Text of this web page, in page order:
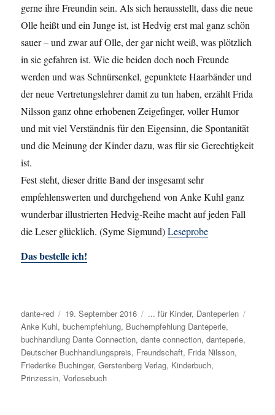
gerne ihre Freundin sein. Als sich herausstellt, dass die neue
Olle heißt und ein Junge ist, ist Hedvig erst mal ganz schön
sauer – und zwar auf Olle, der gar nicht weiß, was plötzlich
in sie gefahren ist. Wie die beiden doch noch Freunde
werden und was Schnürsenkel, gepunktete Haarbänder und
der neue Vertretungslehrer damit zu tun haben, erzählt Frida
Nilsson ganz ohne erhobenen Zeigefinger, voller Humor
und mit viel Verständnis für den Eigensinn, die Spontanität
und die Meinung der Kinder dazu, was für sie Gerechtigkeit
ist.
Fest steht, dieser dritte Band der insgesamt sehr
empfehlenswerten und durchgehend von Anke Kuhl ganz
wunderbar illustrierten Hedvig-Reihe macht auf jeden Fall
die Leser glücklich. (Syme Sigmund)Leseprobe
Das bestelle ich!
Autor
dante-red
Veröffentlicht
am
19. September 2016 Kategorien
... für Kinder, Danteperlen
Anke Kuhl,buchempfehlung, Buchempfehlung Danteperle,
buchhandlung Dante Connection,dante connection,danteperle,
Deutscher Buchhandlungspreis, Freundschaft, Frida Nilsson,
Friederike Buchinger,Gerstenberg Verlag, Kinderbuch,
Prinzessin,Vorlesebuch